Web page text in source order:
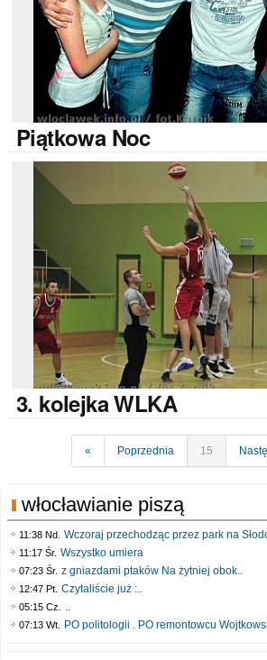
PiątkowaNoc
3. kolejka WLKA
« Poprzednia 15
włocławianie piszą
11:38 Nd. Wczoraj przechodząc przez park na
11:17 Śr. Wszystko umiera
07:23 Śr. z gniazdami ptaków Na żytniej obok..
12:47 Pt. Czytaliście już :..
05:15 Cz. ..
07:13 Wt. PO politologii . PO remontowcu